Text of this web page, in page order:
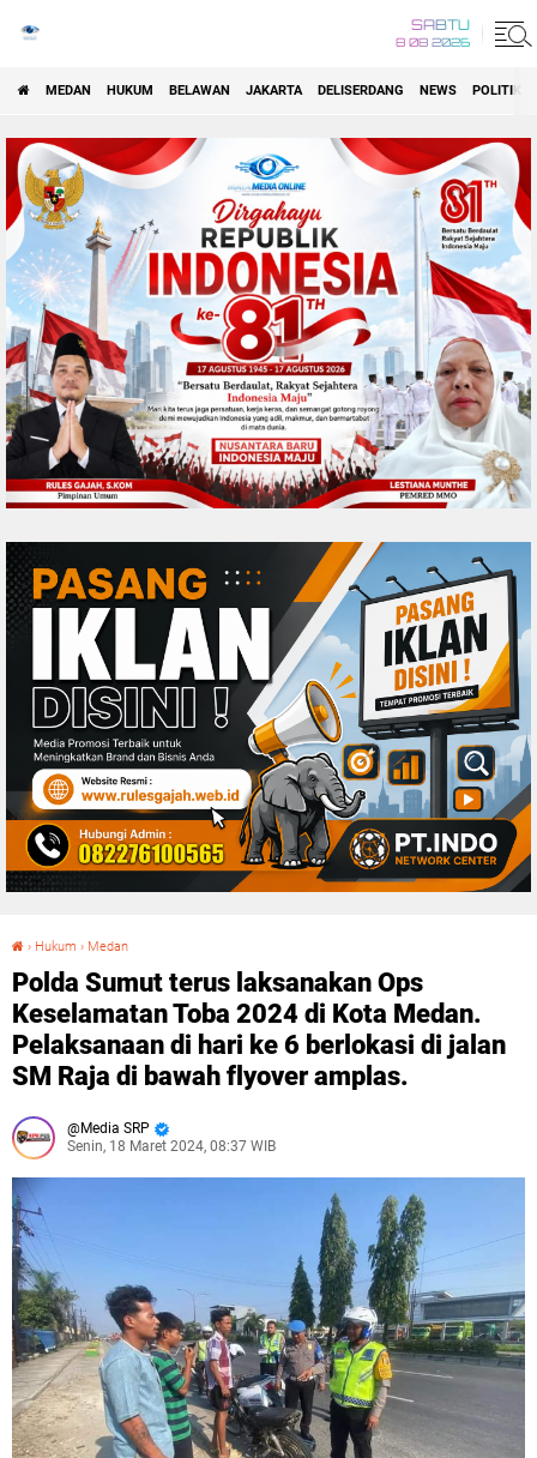
SABTU
8 08 2026
MEDAN HUKUM BELAWAN JAKARTA DELISERDANG NEWS POLITIK
› Hukum › Medan
Polda Sumut terus laksanakan Ops
Keselamatan Toba 2024 di Kota Medan.
Pelaksanaan di hari ke 6 berlokasi di jalan
SM Raja di bawah flyover amplas.
Media SRP
Senin, 18 Maret 2024, 08:37 WIB